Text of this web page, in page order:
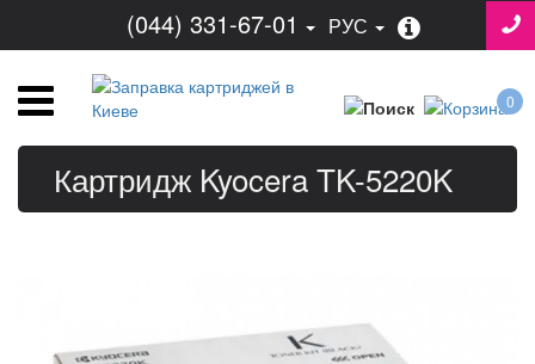
(044) 331-67-01 РУС
0
Картридж Kyocera TK-5220K